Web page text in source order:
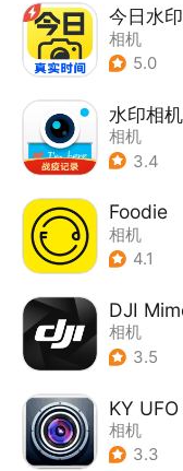
今日水
相机
5.0
水印相机
相机
3.4
Foodie
相机
4.1
DJI
相机
3.5
KY UFO
相机
3.3